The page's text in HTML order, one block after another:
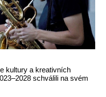
kultury a kreativních
schválili na svém